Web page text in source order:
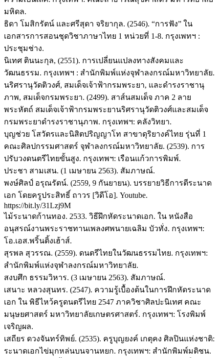
มหิดล.
ธิดา โมสิกรัตน์ และศรีสุดา จริยากุล. (2546). “การฟัง” ใน
เอกสารการสอนชุดวิชาภาษาไทย 1 หน่วยที่ 1-8. กรุงเพทฯ :
ประชุมช่าง.
นิเทศ ตินนะกุล, (2551). การเปลี่ยนแปลงทางสังคมและ
วัฒนธรรม. กรุงเทพฯ : สำนักพิมพ์แห่งจุฬาลงกรณ์มหาวิทยาลัย.
นริศรานุวัดติวงศ์, สมเด็จเจ้าฟ้ากรมพระยา, และดำรงราชานุ
ภาพ, สมเด็จกรมพระยา. (2499). สาส์นสมเด็จ ภาค 2 ลาย
พระหัตถ์ สมเด็จเจ้าฟ้ากรมพระยานริศรานุวัดติวงศ์และสมเด็จ
กรมพระยาดำรงราชานุภาพ. กรุงเทพฯ: คลังวิทยา.
บุญช่วย โสวัตรและนิสิตปริญญาโท สาขาดุริยางค์ไทย รุ่นที่ 1
คณะศิลปกรรมศาสตร์ จุฬาลงกรณ์มหาวิทยาลัย. (2539). การ
ปรับวงดนตรีไทยขั้นสูง. กรุงเทพฯ: เรือนแก้วการพิมพ์.
ประชา สามเสน. (1 เมษายน 2563). สัมภาษณ์.
พงษ์ศิลป์ อรุณรัตน์. (2559, 9 กันยายน). บรรยายวิธีการตีระนาด
เอก โดยครูประสิทธิ์ ถาวร [วิดีโอ]. Youtube.
https://bit.ly/31Lzj9M
ไม้ระนาดก้านทอง. 2533. วิธีฝึกหัดระนาดเอก. ใน หนังสือ
อนุสรณ์งานพระราชทานเพลงศพนายเฉลิม บัวทั่ง. กรุงเทพฯ:
โอ.เอส.พริ้นติ้งเฮ้าส์.
สุรพล สุวรรณ. (2559). ดนตรีไทยในวัฒนธรรมไทย. กรุงเทพฯ:
สำนักพิมพ์แห่งจุฬาลงกรณ์มหาวิทยาลัย.
สงบศึก ธรรมวิหาร. (3 เมษายน 2563). สัมภาษณ์.
เสนาะ หลวงสุนทร. (2547). ความรู้เบื้องต้นในการฝึกหัดระนาด
เอก ใน พิธีไหว้ครูดนตรีไทย 2547 ภาควิชาศิลปะนิเทศ คณะ
มนุษยศาสตร์ มหาวิทยาลัยเกษตรศาสตร์. กรุงเทพฯ: โรงพิมพ์
เจริญผล.
เสถียร ดวงจันทร์ทิพย์. (2535). ครูบุญยงค์ เกตุคง ศิลปินแห่งชาติ:
ระนาดเอกไข่มุกหล่นบนจานหยก. กรุงเทพฯ: สำนักพิมพ์มติชน.